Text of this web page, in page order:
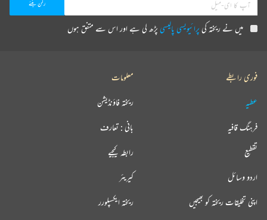
میں نے ریختہ کیپرائیویسی پالیسیپڑھ لی ہے اور اس سے متفق ہوں
فوری رابطے
عطیہ
فرہنگ قافیہ
تقطیع
اردو وسائل
اپنی تخلیقات ریختہ کو بھیجیں
معلومات
ریختہ فاؤنڈیشن
بانی : تعارف
رابطہ کیجیے
کیریئر
ریختہ ایکسپلورر